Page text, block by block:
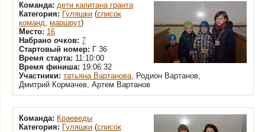
Команда: дети капитана гранта
Категория: Гуляшки (список
команд, маршрут)
Место: 16
Набрано очков: 7
Стартовый номер: Г 36
Время старта: 11:10:00
Время финиша: 19:06:32
Участники: татьяна Вартанова, Родион Вартанов,
Дмитрий Кормачев, Артем Вартанов
Команда: Краеведы
Категория: Гуляшки (список